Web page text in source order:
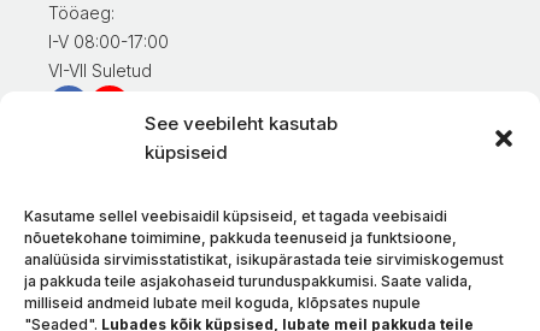
See veebileht kasutab
küpsiseid
Kasutame sellel veebisaidil küpsiseid, et tagada veebisaidi
nõuetekohane toimimine, pakkuda teenuseid ja funktsioone,
analüüsida sirvimisstatistikat, isikupärastada teie sirvimiskogemust
ja pakkuda teile asjakohaseid turunduspakkumisi. Saate valida,
milliseid andmeid lubate meil koguda, klõpsates nupule
"Seaded". Lubades kõik küpsised, lubate meil pakkuda teile
Tööaeg:
I-V 08:00-17:00
VI-VII Suletud
Teave klientidele
Kaupade tarnimine
Kaupade tagastamine
Tingimused ja eeskirjad
Privaatsuspoliitika